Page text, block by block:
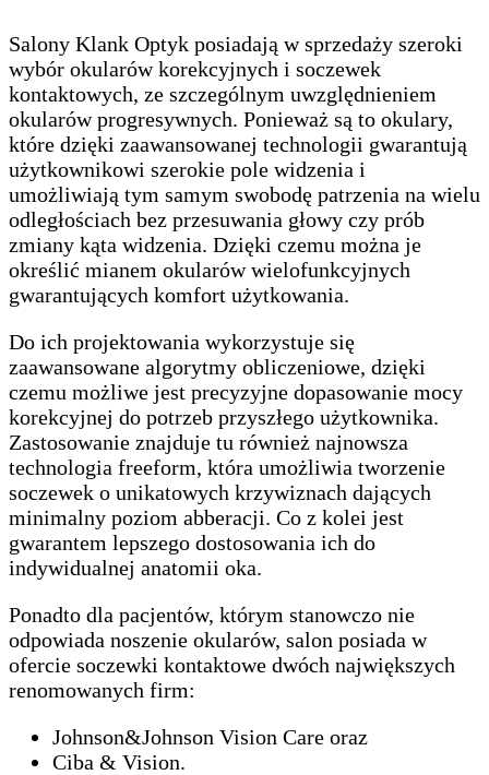
Salony Klank Optyk posiadają w sprzedaży szeroki
wybór okularów korekcyjnych i soczewek
kontaktowych, ze szczególnym uwzględnieniem
okularów progresywnych. Ponieważ są to okulary,
które dzięki zaawansowanej technologii gwarantują
użytkownikowi szerokie pole widzenia i
umożliwiają tym samym swobodę patrzenia na wielu
odległościach bez przesuwania głowy czy prób
zmiany kąta widzenia. Dzięki czemu można je
określić mianem okularów wielofunkcyjnych
gwarantujących komfort użytkowania.
Do ich projektowania wykorzystuje się
zaawansowane algorytmy obliczeniowe, dzięki
czemu możliwe jest precyzyjne dopasowanie mocy
korekcyjnej do potrzeb przyszłego użytkownika.
Zastosowanie znajduje tu również najnowsza
technologia freeform, która umożliwia tworzenie
soczewek o unikatowych krzywiznach dających
minimalny poziom abberacji. Co z kolei jest
gwarantem lepszego dostosowania ich do
indywidualnej anatomii oka.
Ponadto dla pacjentów, którym stanowczo nie
odpowiada noszenie okularów, salon posiada w
ofercie soczewki kontaktowe dwóch największych
renomowanych firm:
Johnson&Johnson Vision Care oraz
Ciba & Vision.